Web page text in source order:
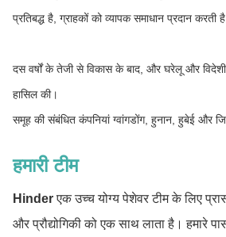
प्रतिबद्ध है, ग्राहकों को व्यापक समाधान प्रदान करती
दस वर्षों के तेजी से विकास के बाद, और घरेलू और विदेशी
हासिल की।
समूह की संबंधित कंपनियां ग्वांगडोंग, हुनान, हुबेई और
हमारी टीम
Hinder एक उच्च योग्य पेशेवर टीम के लिए
और प्रौद्योगिकी को एक साथ लाता है। हमारे